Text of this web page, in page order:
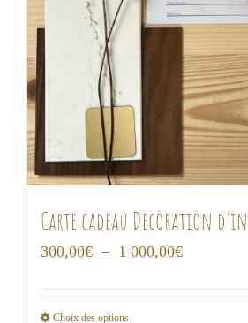
Carte cadeau Decoration
300,00€ – 1 000,00€Plage
Choix des options